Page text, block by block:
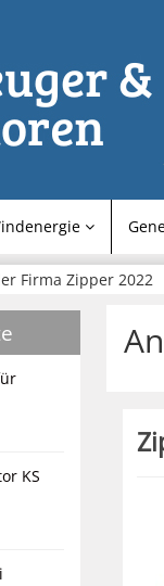
Firma Zipper 2022
KS